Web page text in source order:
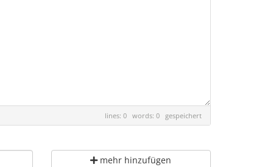
lines: 0 words: 0 gespeichert
mehr hinzufügen